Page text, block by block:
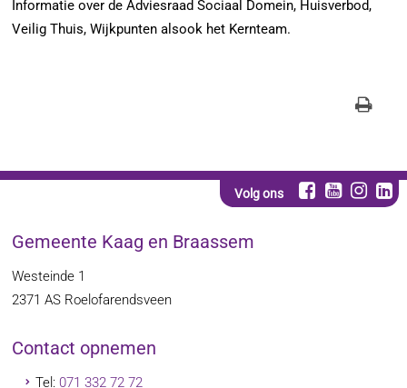
Informatie over de Adviesraad Sociaal Domein, Huisverbod,
Veilig Thuis, Wijkpunten alsook het Kernteam.
Volg ons
Gemeente Kaag en Braassem
Westeinde 1
2371 AS Roelofarendsveen
Contact opnemen
Tel: 071 332 72 72